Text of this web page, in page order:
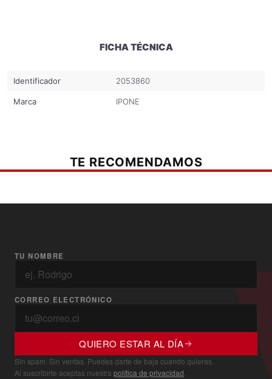
FICHA TÉCNICA
Identificador 2053860
Marca IPONE
TE RECOMENDAMOS
TU NOMBRE
CORREO ELECTRÓNICO
QUIERO ESTAR AL DÍA
Sin spam. Sin ventas. Puedes darte de baja cuando quieras.
Al suscribirte aceptas nuestra política de privacidad.